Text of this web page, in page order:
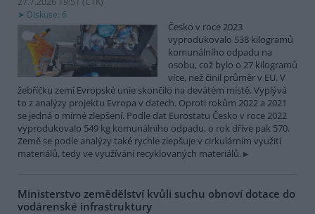
Diskuse: 6
Česko v roce 2023
vyprodukovalo 538 kilogramů
komunálního odpadu na
osobu, což bylo o 27 kilogramů
více, než činil průměr v EU. V
žebříčku zemí Evropské unie skončilo na devátém místě. Vyplývá
to z analýzy projektu Evropa v datech. Oproti rokům 2022 a 2021
se jedná o mírné zlepšení. Podle dat Eurostatu Česko v roce 2022
vyprodukovalo 549 kg komunálního odpadu, o rok dříve pak 570.
Země se podle analýzy také rychle zlepšuje v cirkulárním využití
materiálů, tedy ve využívání recyklovaných materiálů.
Ministerstvo zemědělství kvůli suchu obnoví dotace do
vodárenské infrastruktury